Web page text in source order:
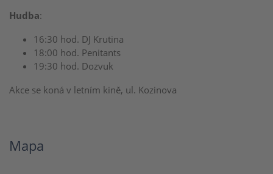
Hudba:
16:30 hod. DJ Krutina
18:00 hod. Penitants
19:30 hod. Dozvuk
Akce se koná v letním kině, ul. Kozinova
Mapa